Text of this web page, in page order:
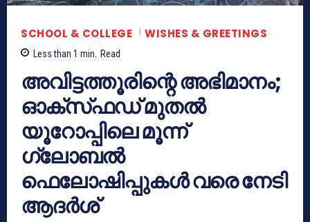
SCHOOL & COLLEGE WISHES & GREETINGS
Less than 1 min. Read
അവിട്ടത്തൂരിന്റെ അഭിമാനം;
ഓക്‌സ്‌ഫഡ് മുതൽ
യൂറോപ്പിലെ മൂന്ന്
ഗ്ലോബൽ
ഫെലോഷിപ്പുകൾ വരെ നേടി
ആദർശ്